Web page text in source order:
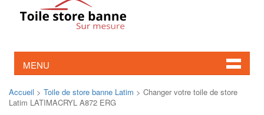
MENU
Accueil > Toile de store banne Latim > Changer votre toile de store
Latim LATIMACRYL A872 ERG